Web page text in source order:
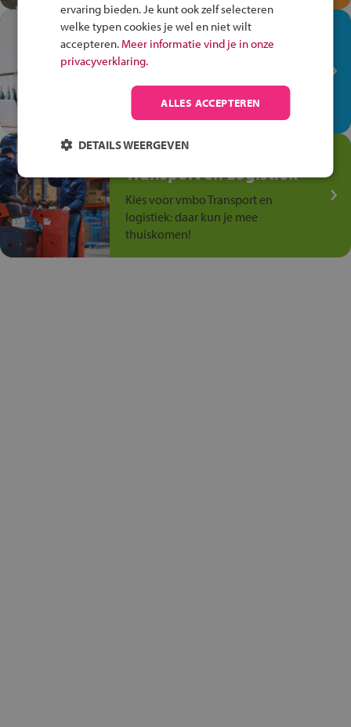
In de winkel ben je op je
plek!
op de winkelvloer, waar elke dag
anders is!
Jouw talent in de
Transport en Logistiek
Kies voor vmbo Transport en
logistiek: daar kun je mee
thuiskomen!
ervaring bieden. Je kunt ook zelf selecteren
welke typen cookies je wel en niet wilt
accepteren. Meer informatie vind je in onze
privacyverklaring.
ALLES ACCEPTEREN
DETAILS WEERGEVEN